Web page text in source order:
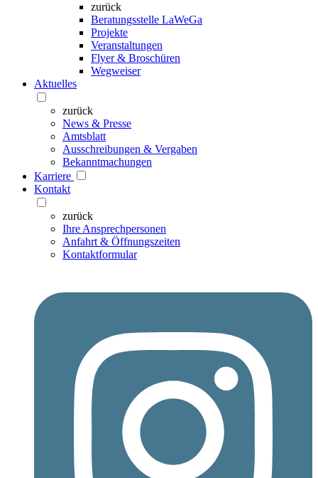
zurück
Beratungsstelle LaWeGa
Projekte
Veranstaltungen
Flyer & Broschüren
Wegweiser
Aktuelles
zurück
News & Presse
Amtsblatt
Ausschreibungen & Vergaben
Bekanntmachungen
Karriere
Kontakt
zurück
Ihre Ansprechpersonen
Anfahrt & Öffnungszeiten
Kontaktformular